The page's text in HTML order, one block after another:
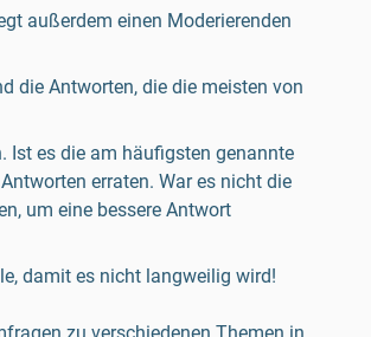
außerdem einen Moderierenden
die Antworten, die die meisten von
Ist es die am häufigsten genannte
erraten. War es nicht die
um eine bessere Antwort
damit es nicht langweilig wird!